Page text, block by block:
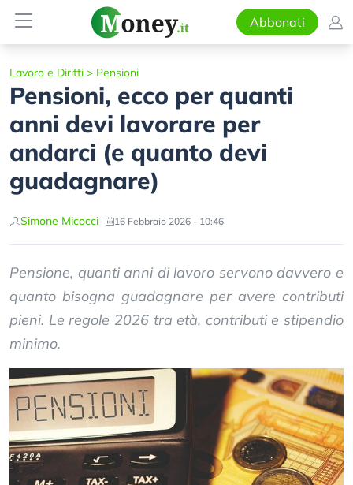
Abbonati
Lavoro e Diritti > Pensioni
Pensioni, ecco per quanti
anni devi lavorare per
andarci (e quanto devi
guadagnare)
Simone Micocci 16 Febbraio 2026 - 10:46
Pensione, quanti anni di lavoro servono davvero e
quanto bisogna guadagnare per avere contributi
pieni. Le regole 2026 tra età, contributi e stipendio
minimo.